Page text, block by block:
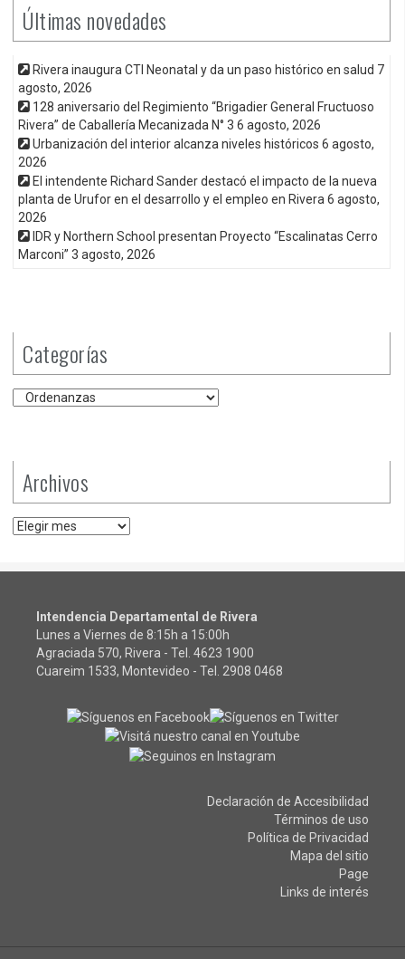
Últimas novedades
Rivera inaugura CTI Neonatal y da un paso histórico en salud 7
agosto, 2026
128 aniversario del Regimiento “Brigadier General Fructuoso
Rivera” de Caballería Mecanizada N° 3 6 agosto, 2026
Urbanización del interior alcanza niveles históricos 6 agosto,
2026
El intendente Richard Sander destacó el impacto de la nueva
planta de Urufor en el desarrollo y el empleo en Rivera 6 agosto,
2026
IDR y Northern School presentan Proyecto “Escalinatas Cerro
Marconi” 3 agosto, 2026
Categorías
Categorías
Archivos
Archivos
Intendencia Departamental de Rivera
Lunes a Viernes de 8:15h a 15:00h
Agraciada 570, Rivera - Tel. 4623 1900
Cuareim 1533, Montevideo - Tel. 2908 0468
Declaración de Accesibilidad
Términos de uso
Política de Privacidad
Mapa del sitio
Page
Links de interés